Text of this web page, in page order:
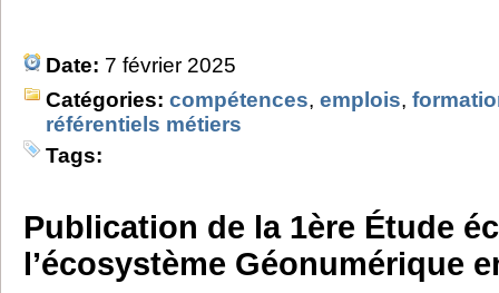
Date: 7 février 2025
Catégories: compétences, emplois,
référentiels métiers
Tags:
Publication de la 1ère Étude
l’écosystème Géonumérique